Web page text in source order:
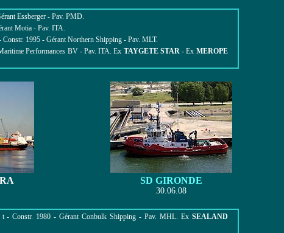
Essberger - Pav. PMD.
Motia - Pav. ITA.
1995 - Gérant Northern Shipping - Pav. MLT.
Performances BV - Pav. ITA. Ex TAYGETE STAR- Ex MEROPE
SD GIRONDE
30.06.08
- Constr. 1980 - Gérant Conbulk Shipping - Pav. MHL. Ex SEALAND